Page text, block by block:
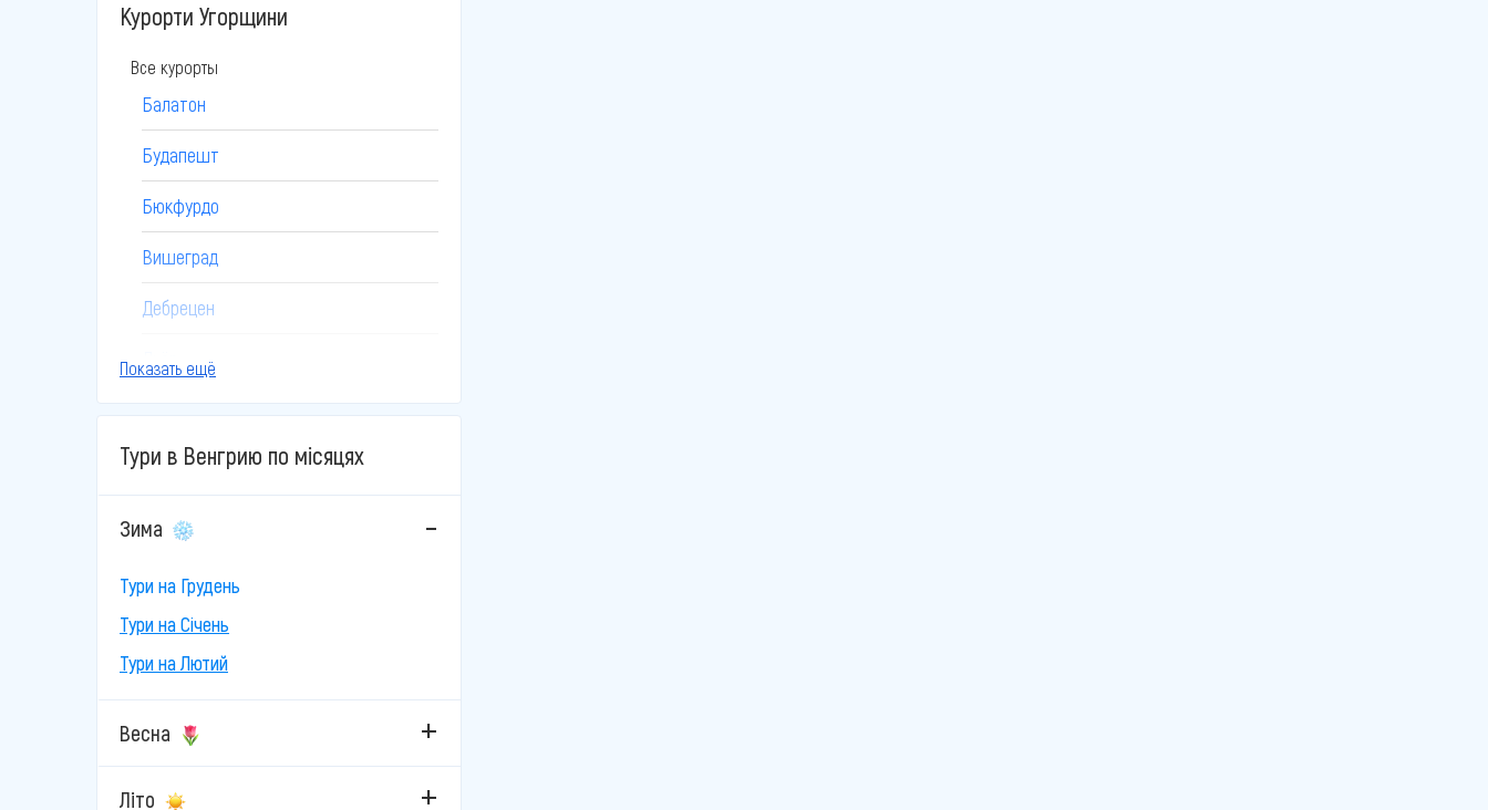
Курорти Угорщини
Все курорты
Балатон
Будапешт
Бюкфурдо
Вишеград
Дебрецен
Дьюла
Залакарош
Мішкольц-Тапольца
Мошонмадьяровар
Орошхаза
Показать ещё
Тури в Венгрию по місяцях
Зима
Тури на Грудень
Тури на Січень
Тури на Лютий
Весна
Літо